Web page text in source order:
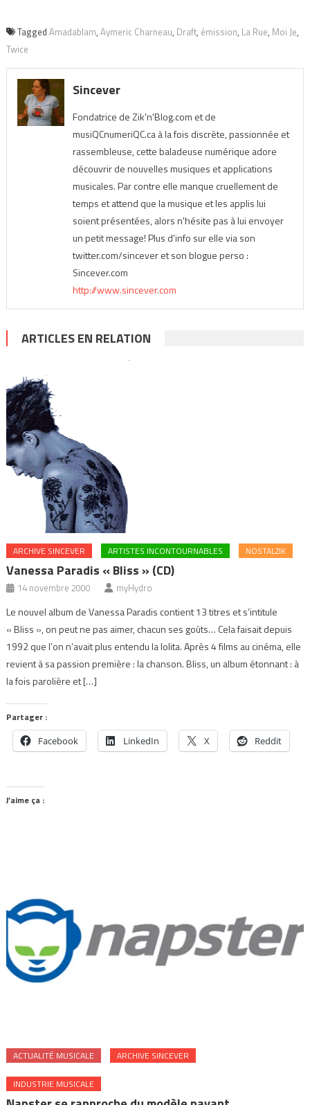
Tagged Amadablam, Aymeric Charneau, Draft, émission, La Rue, Moi Je,
Twice
Sincever
Fondatrice de Zik'n'Blog.com et de
musiQCnumeriQC.ca à la fois discrète, passionnée et
rassembleuse, cette baladeuse numérique adore
découvrir de nouvelles musiques et applications
musicales. Par contre elle manque cruellement de
temps et attend que la musique et les applis lui
soient présentées, alors n'hésite pas à lui envoyer
un petit message! Plus d'info sur elle via son
twitter.com/sincever et son blogue perso :
Sincever.com
http://www.sincever.com
ARTICLES EN RELATION
ARCHIVE SINCEVER ARTISTES INCONTOURNABLES NOSTALZIK
Vanessa Paradis « Bliss » (CD)
14 novembre 2000 myHydro
Le nouvel album de Vanessa Paradis contient 13 titres et s’intitule
« Bliss », on peut ne pas aimer, chacun ses goûts… Cela faisait depuis
1992 que l’on n’avait plus entendu la lolita. Après 4 films au cinéma, elle
revient à sa passion première : la chanson. Bliss, un album étonnant : à
la fois parolière et […]
Partager :
Facebook LinkedIn X Reddit
J’aime ça :
ACTUALITÉ MUSICALE ARCHIVE SINCEVER
INDUSTRIE MUSICALE